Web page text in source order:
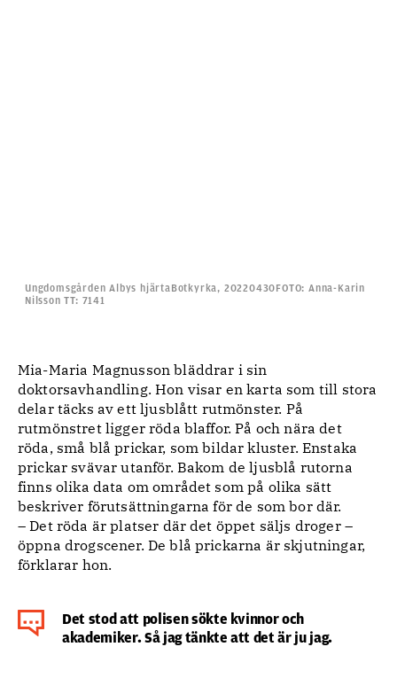
Ungdomsgården Albys hjärtaBotkyrka, 20220430FOTO: Anna-Karin
Nilsson TT: 7141
Mia-Maria Magnusson bläddrar i sin
doktorsavhandling. Hon visar en karta som till stora
delar täcks av ett ljusblått rutmönster. På
rutmönstret ligger röda blaffor. På och nära det
röda, små blå prickar, som bildar kluster. Enstaka
prickar svävar utanför. Bakom de ljusblå rutorna
finns olika data om området som på olika sätt
beskriver förutsättningarna för de som bor där.
– Det röda är platser där det öppet säljs droger –
öppna drogscener. De blå prickarna är skjutningar,
förklarar hon.
Det stod att polisen sökte kvinnor och
akademiker. Så jag tänkte att det är ju jag.